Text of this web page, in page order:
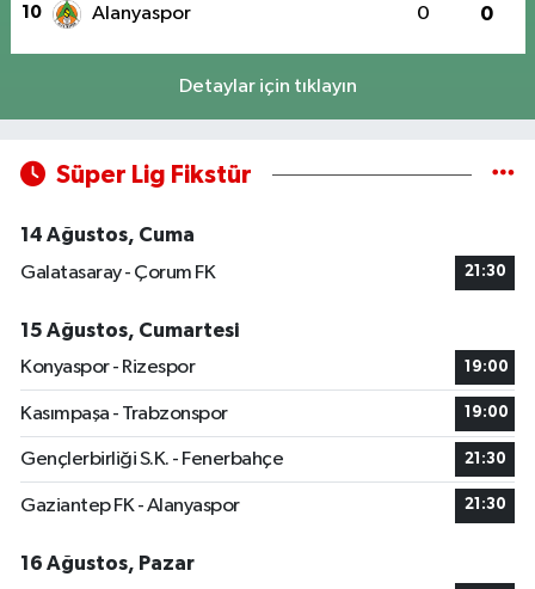
10 Alanyaspor 0 0
Detaylar için tıklayın
Süper Lig Fikstür
14 Ağustos, Cuma
Galatasaray - Çorum FK
21:30
15 Ağustos, Cumartesi
Konyaspor - Rizespor
19:00
Kasımpaşa - Trabzonspor 19:00
Gençlerbirliği S.K. - Fenerbahçe 21:30
Gaziantep FK - Alanyaspor 21:30
16 Ağustos, Pazar